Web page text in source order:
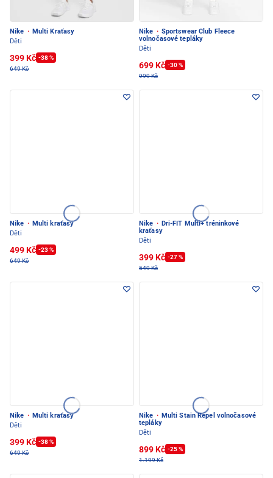
Nike · Multi Kraťasy
Děti
399 Kč -38 %
649 Kč
Nike · Sportswear Club Fleece
volnočasové tepláky
Děti
699 Kč -30 %
999 Kč
Nike · Multi kraťasy
Děti
499 Kč -23 %
649 Kč
Nike · Dri-FIT Multi+ tréninkové
kraťasy
Děti
399 Kč -27 %
549 Kč
Nike · Multi kraťasy
Děti
399 Kč -38 %
649 Kč
Nike · Multi Stain Repel volnočasové
tepláky
Děti
899 Kč -25 %
1.199 Kč